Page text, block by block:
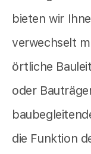
bieten wir
verwechselt
örtliche
oder
die Funktion